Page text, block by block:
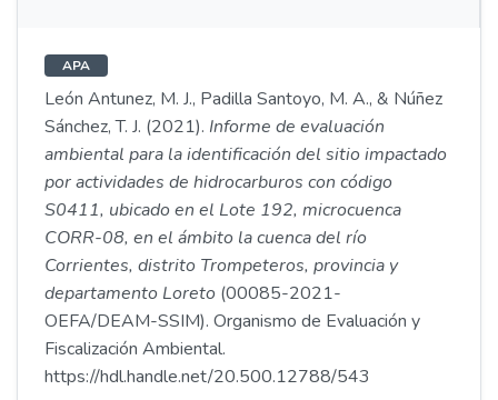
APA
León Antunez, M. J., Padilla Santoyo, M. A., & Núñez
Sánchez, T. J. (2021). Informe de evaluación
ambiental para la identificación del sitio impactado
por actividades de hidrocarburos con código
S0411, ubicado en el Lote 192, microcuenca
CORR-08, en el ámbito la cuenca del río
Corrientes, distrito Trompeteros, provincia y
departamento Loreto (00085-2021-
OEFA/DEAM-SSIM). Organismo de Evaluación y
Fiscalización Ambiental.
https://hdl.handle.net/20.500.12788/543